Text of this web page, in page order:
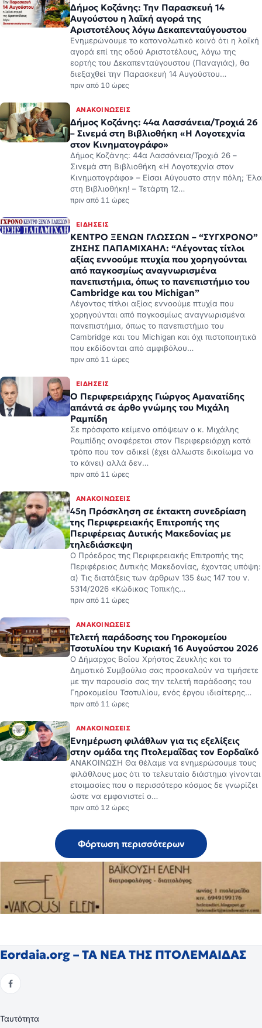
Δήμος Κοζάνης: Την Παρασκευή 14
Αυγούστου η λαϊκή αγορά της
Αριστοτέλους λόγω Δεκαπενταύγουστου
Ενημερώνουμε το καταναλωτικό κοινό ότι η λαϊκή
αγορά επί της οδού Αριστοτέλους, λόγω της
εορτής του Δεκαπενταύγουστου (Παναγιάς), θα
διεξαχθεί την Παρασκευή 14 Αυγούστου…
πριν από 10 ώρες
ΑΝΑΚΟΙΝΏΣΕΙΣ
Δήμος Κοζάνης: 44α Λασσάνεια/Τροχιά 26
– Σινεμά στη Βιβλιοθήκη «Η Λογοτεχνία
στον Κινηματογράφο»
Δήμος Κοζάνης: 44α Λασσάνεια/Τροχιά 26 –
Σινεμά στη Βιβλιοθήκη «Η Λογοτεχνία στον
Κινηματογράφο» – Είσαι Αύγουστο στην πόλη; Έλα
στη Βιβλιοθήκη! – Τετάρτη 12…
πριν από 11 ώρες
ΕΙΔΉΣΕΙΣ
ΚΕΝΤΡΟ ΞΕΝΩΝ ΓΛΩΣΣΩΝ – “ΣΥΓΧΡΟΝΟ”
ΖΗΣΗΣ ΠΑΠΑΜΙΧΑΗΛ: “Λέγοντας τίτλοι
αξίας εννοούμε πτυχία που χορηγούνται
από παγκοσμίως αναγνωρισμένα
πανεπιστήμια, όπως το πανεπιστήμιο του
Cambridge και του Michigan”
Λέγοντας τίτλοι αξίας εννοούμε πτυχία που
χορηγούνται από παγκοσμίως αναγνωρισμένα
πανεπιστήμια, όπως το πανεπιστήμιο του
Cambridge και του Michigan και όχι πιστοποιητικά
που εκδίδονται από αμφιβόλου…
πριν από 11 ώρες
ΕΙΔΉΣΕΙΣ
Ο Περιφερειάρχης Γιώργος Αμανατίδης
απάντά σε άρθο γνώμης του Μιχάλη
Ραμπίδη
Σε πρόσφατο κείμενο απόψεων ο κ. Μιχάλης
Ραμπίδης αναφέρεται στον Περιφερειάρχη κατά
τρόπο που τον αδικεί (έχει άλλωστε δικαίωμα να
το κάνει) αλλά δεν…
πριν από 11 ώρες
ΑΝΑΚΟΙΝΏΣΕΙΣ
45η Πρόσκληση σε έκτακτη συνεδρίαση
της Περιφερειακής Επιτροπής της
Περιφέρειας Δυτικής Μακεδονίας με
τηλεδιάσκεψη
Ο Πρόεδρος της Περιφερειακής Επιτροπής της
Περιφέρειας Δυτικής Μακεδονίας, έχοντας υπόψη:
α) Τις διατάξεις των άρθρων 135 έως 147 του ν.
5314/2026 «Κώδικας Τοπικής…
πριν από 11 ώρες
ΑΝΑΚΟΙΝΏΣΕΙΣ
Τελετή παράδοσης του Γηροκομείου
Τσοτυλίου την Κυριακή 16 Αυγούστου 2026
Ο Δήμαρχος Βοΐου Χρήστος Ζευκλής και το
Δημοτικό Συμβούλιο σας προσκαλούν να τιμήσετε
με την παρουσία σας την τελετή παράδοσης του
Γηροκομείου Τσοτυλίου, ενός έργου ιδιαίτερης…
πριν από 11 ώρες
ΑΝΑΚΟΙΝΏΣΕΙΣ
Ενημέρωση φιλάθλων για τις εξελίξεις
στην ομάδα της Πτολεμαΐδας τον Εορδαϊκό
ΑΝΑΚΟΙΝΩΣΗ Θα θέλαμε να ενημερώσουμε τους
φιλάθλους μας ότι το τελευταίο διάστημα γίνονται
ετοιμασίες που ο περισσότερο κόσμος δε γνωρίζει
ώστε να εμφανιστεί ο…
πριν από 12 ώρες
Φόρτωση περισσότερων
Eordaia.org – ΤΑ ΝΕΑ ΤΗΣ ΠΤΟΛΕΜΑΙΔΑΣ
Ταυτότητα